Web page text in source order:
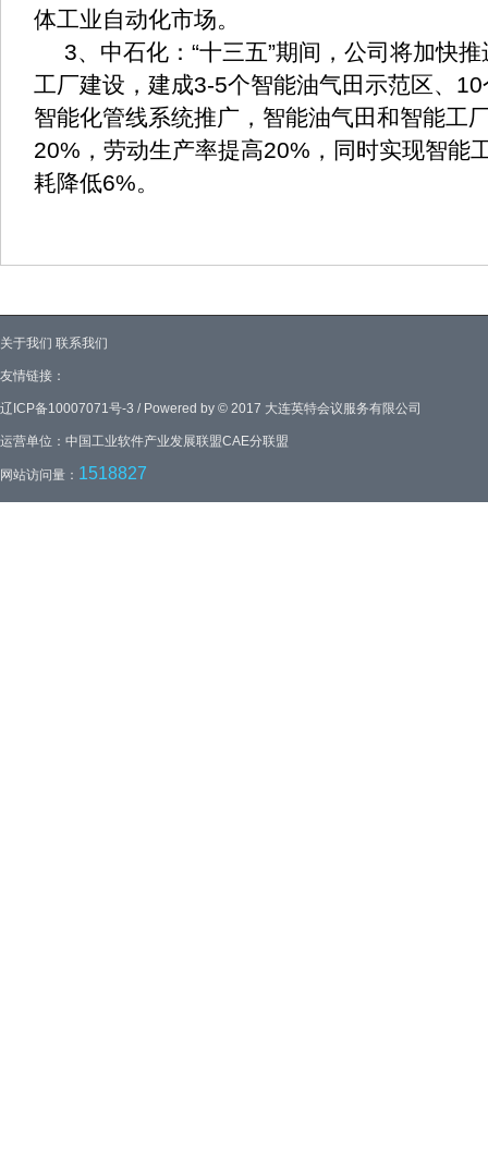
体工业自动化市场。
3、中石化：“十三五”期间，公司将加快
工厂建设，建成3-5个智能油气田示范区、
智能化管线系统推广，智能油气田和智能工
20%，劳动生产率提高20%，同时实现智能
耗降低6%。
关于我们 联系我们
友情链接：
辽ICP备10007071号-3 / Powered by © 2017 大连英特会议服务有限公司
运营单位：中国工业软件产业发展联盟CAE分联盟
网站访问量： 1518827